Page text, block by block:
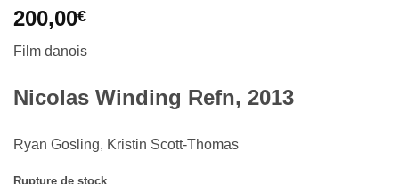
200,00€
Film danois
Nicolas Winding Refn, 2013
Ryan Gosling, Kristin Scott-Thomas
Rupture de stock